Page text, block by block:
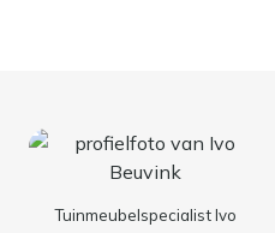
Tuinmeubelspecialist Ivo